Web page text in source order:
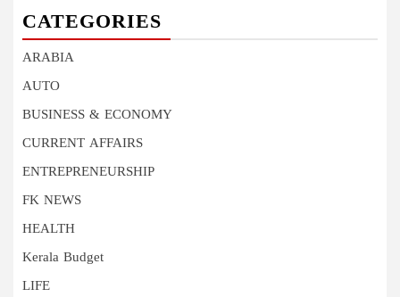
CATEGORIES
ARABIA
AUTO
BUSINESS & ECONOMY
CURRENT AFFAIRS
ENTREPRENEURSHIP
FK NEWS
HEALTH
Kerala Budget
LIFE